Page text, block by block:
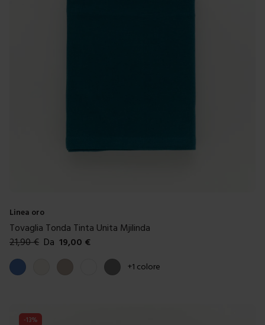
Linea oro
Tovaglia Tonda Tinta Unita Mjilinda
21,90€ Da 19,00 €
Colori disponibili
Blue PannaTortora BiancoGrigio +1 colore
-13%